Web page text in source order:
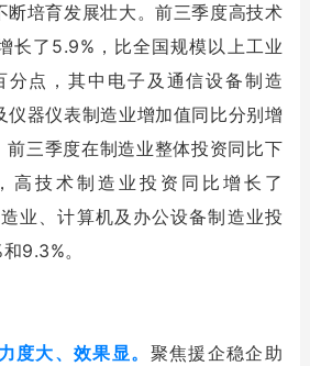
断培育发展壮大。前三季度高技术
长了5.9%，比全国规模以上工业
分点，其中电子及通信设备制造
仪器仪表制造业增加值同比分别增
前三季度在制造业整体投资同比下
高技术制造业投资同比增长了
业、计算机及办公设备制造业投
9.3%。
度大、效果显。 聚焦援企稳企助